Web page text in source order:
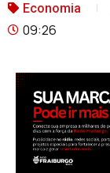
Economia
09:26